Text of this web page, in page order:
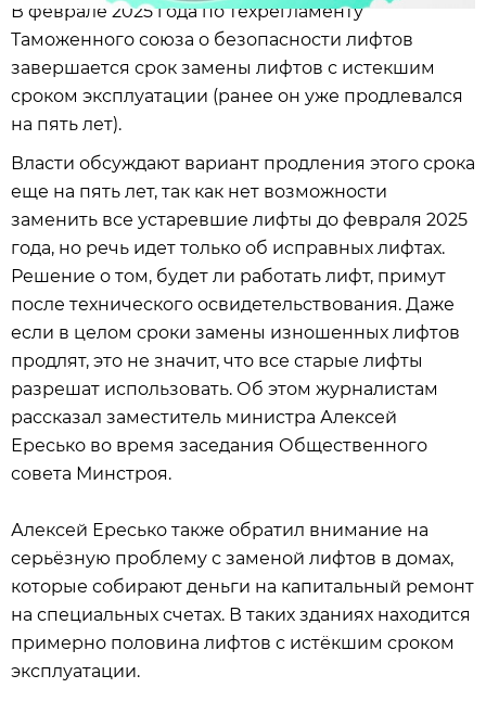
В феврале 2025 года по техрегламенту
Таможенного союза о безопасности лифтов
завершается срок замены лифтов с истекшим
сроком эксплуатации (ранее он уже продлевался
на пять лет).
Власти обсуждают вариант продления этого срока
еще на пять лет, так как нет возможности
заменить все устаревшие лифты до февраля 2025
года, но речь идет только об исправных лифтах.
Решение о том, будет ли работать лифт, примут
после технического освидетельствования. Даже
если в целом сроки замены изношенных лифтов
продлят, это не значит, что все старые лифты
разрешат использовать. Об этом журналистам
рассказал заместитель министра Алексей
Ересько во время заседания Общественного
совета Минстроя.
Алексей Ересько также обратил внимание на
серьёзную проблему с заменой лифтов в домах,
которые собирают деньги на капитальный ремонт
на специальных счетах. В таких зданиях находится
примерно половина лифтов с истёкшим сроком
эксплуатации.